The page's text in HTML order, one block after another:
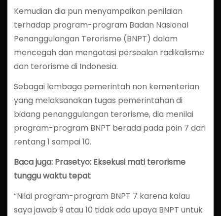
Kemudian dia pun menyampaikan penilaian
terhadap program-program Badan Nasional
Penanggulangan Terorisme (BNPT) dalam
mencegah dan mengatasi persoalan radikalisme
dan terorisme di Indonesia.
Sebagai lembaga pemerintah non kementerian
yang melaksanakan tugas pemerintahan di
bidang penanggulangan terorisme, dia menilai
program-program BNPT berada pada poin 7 dari
rentang 1 sampai 10.
Baca juga: Prasetyo: Eksekusi mati terorisme
tunggu waktu tepat
“Nilai program-program BNPT 7 karena kalau
saya jawab 9 atau 10 tidak ada upaya BNPT untuk